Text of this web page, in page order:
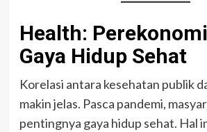
Health:
Gaya Hidup Sehat
Korelasi antara kesehatan publik
makin jelas. Pasca pandemi,
pentingnya gaya hidup sehat. Hal